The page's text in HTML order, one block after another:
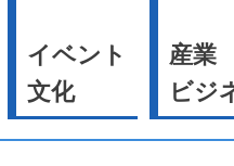
イベント
文化
産業
ビジ